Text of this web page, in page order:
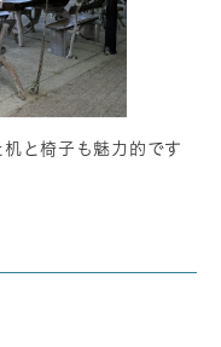
と椅子も魅力的です